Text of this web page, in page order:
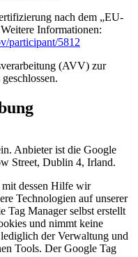
nach dem „EU-
Informationen:
participant/5812
(AVV) zur
Anbieter ist die Google
Street, Dublin 4, Irland.
dessen Hilfe wir
Technologien auf unserer
Tag Manager selbst erstellt
und nimmt keine
der Verwaltung und
Tools. Der Google Tag